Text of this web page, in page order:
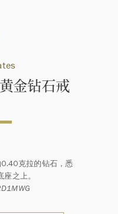
金钻石戒
克拉的钻石，悉
之上。